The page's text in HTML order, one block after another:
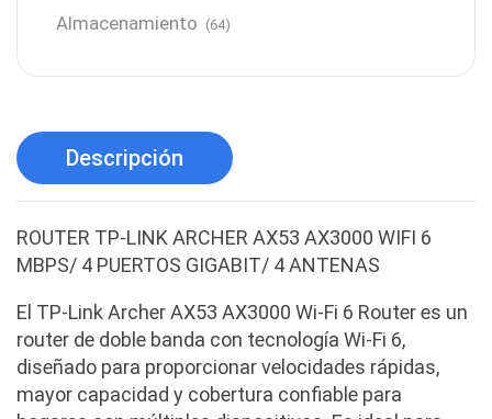
Almacenamiento (64)
Antivirus (1)
Aro de luz
Audífonos (23)
Audífonos inalámbricos (24)
Audio y Sonido (143)
Barras de sonido (5)
Descripción
ROUTER TP-LINK ARCHER AX53 AX3000 WIFI 6
MBPS/ 4 PUERTOS GIGABIT/ 4 ANTENAS
El TP-Link Archer AX53 AX3000 Wi-Fi 6 Router es un
router de doble banda con tecnología Wi-Fi 6,
diseñado para proporcionar velocidades rápidas,
mayor capacidad y cobertura confiable para